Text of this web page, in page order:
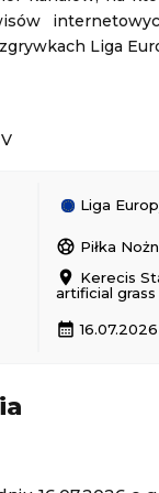
- Górnik Zabrze
19:30
Liga
Liga
sports_soccer Piłka
location_on Kerecis
artificial grass
calendar_month